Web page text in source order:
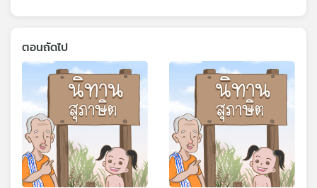
ตอนถัดไป